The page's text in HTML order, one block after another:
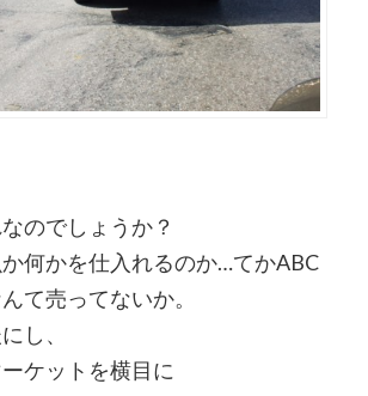
のでしょうか？
何かを仕入れるのか…てかABC
て売ってないか。
し、
ケットを横目に